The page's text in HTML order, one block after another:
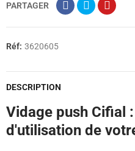
PARTAGER
Réf: 3620605
DESCRIPTION
Vidage push Cifial
d'utilisation de